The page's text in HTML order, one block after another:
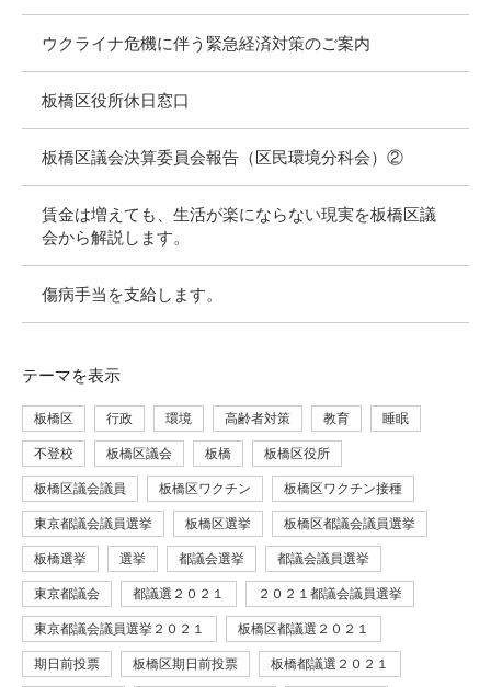
ウクライナ危機に伴う緊急経済対策のご案内
板橋区役所休日窓口
板橋区議会決算委員会報告（区民環境分科会）②
賃金は増えても、生活が楽にならない現実を板橋区議
会から解説します。
傷病手当を支給します。
テーマを表示
板橋区 行政 環境 高齢者対策 教育 睡眠
不登校 板橋区議会 板橋 板橋区役所
板橋区議会議員 板橋区ワクチン 板橋区ワクチン接種
東京都議会議員選挙 板橋区選挙 板橋区都議会議員選挙
板橋選挙 選挙 都議会選挙 都議会議員選挙
東京都議会 都議選２０２１ ２０２１都議会議員選挙
東京都議会議員選挙２０２１ 板橋区都議選２０２１
期日前投票 板橋区期日前投票 板橋都議選２０２１